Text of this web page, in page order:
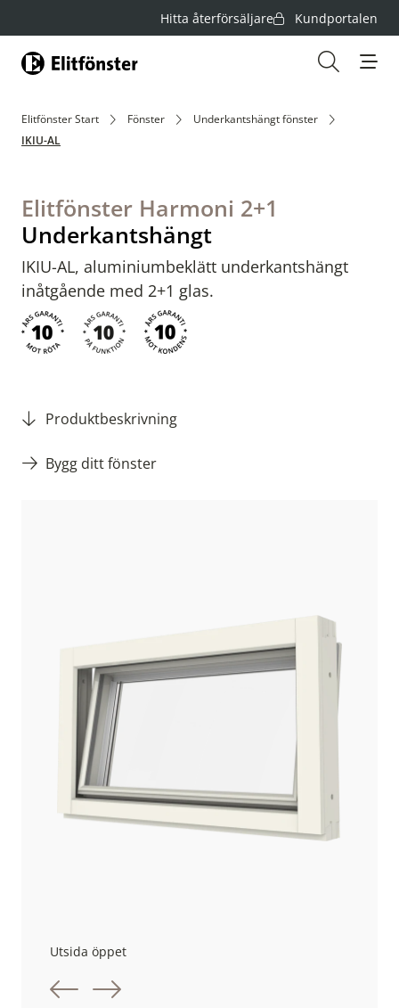
Hitta återförsäljare Kundportalen
Hem
Elitfönster Start Fönster
Underkantshängt fönster
IKIU-AL
Elitfönster Harmoni 2+1
Underkantshängt
IKIU-AL, aluminiumbeklätt underkantshängt
inåtgående med 2+1 glas.
Produktbeskrivning
Bygg ditt fönster
Föregående bild
Nästa bild
Utsida öppet